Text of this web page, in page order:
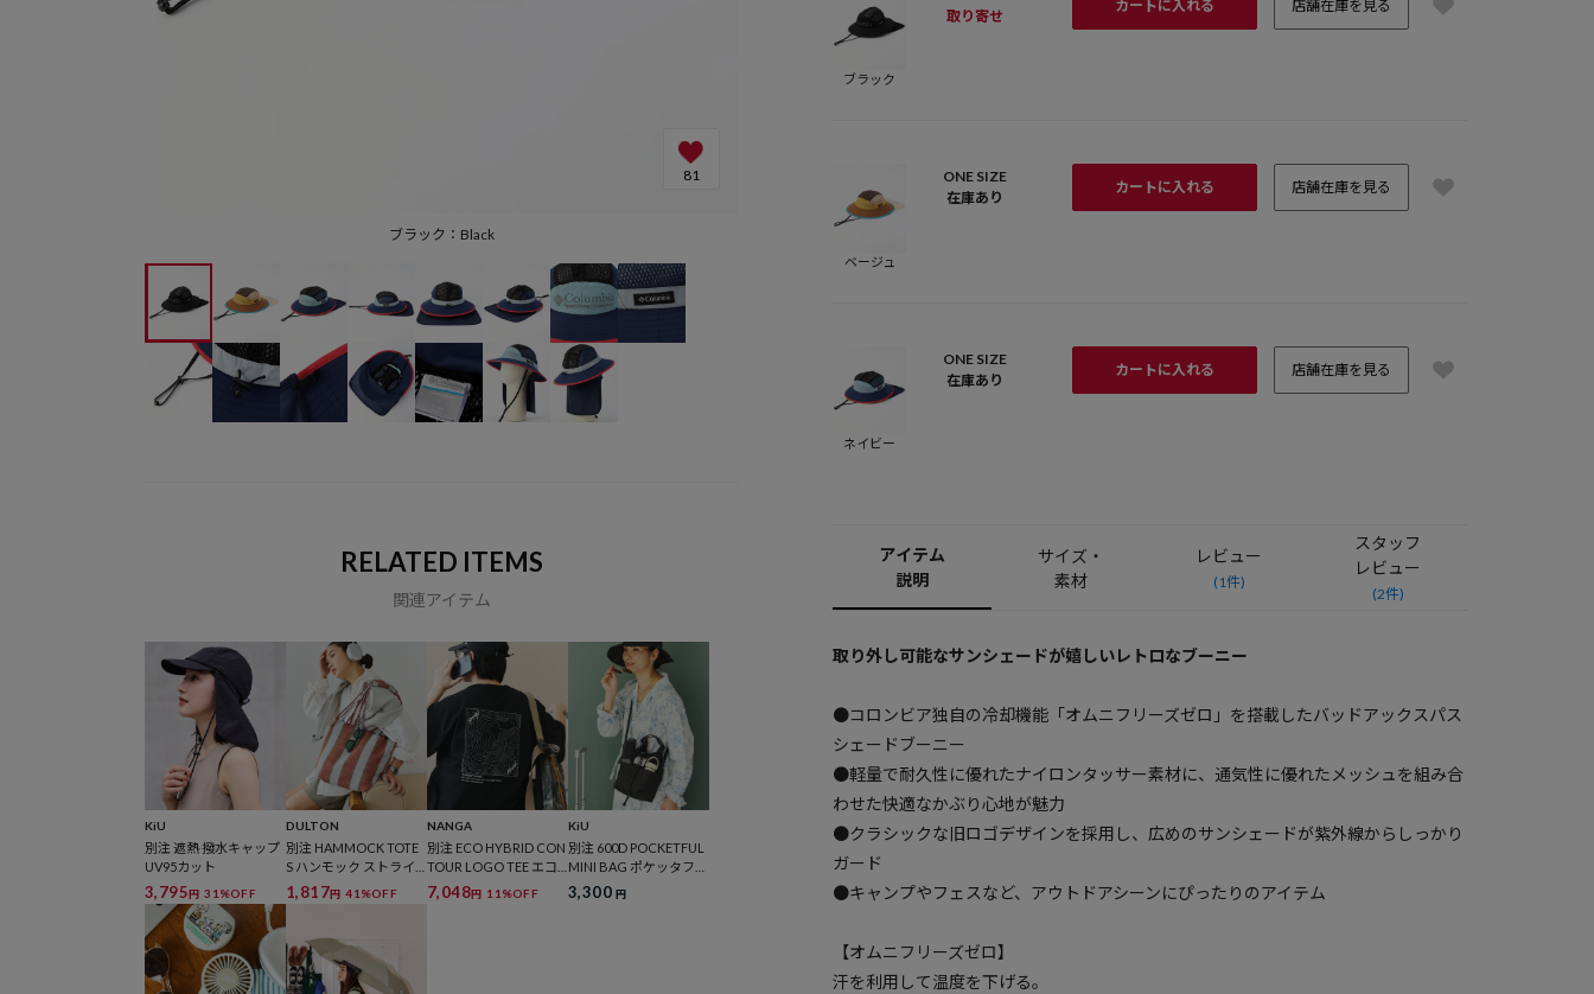
ブラック：Black
81
RELATED ITEMS
関連アイテム
KiU
別注 遮熱 撥水キャップ
UV95カット
3,795円 31%OFF
DULTON
別注 HAMMOCK TOTE
S ハンモック ストライ
プ トートバッグ
1,817円 41%OFF
NANGA
別注 ECO HYBRID CON
TOUR LOGO TEE エコ
ハイブリッド ルーズフ
ィット ロゴ Tシャツ
7,048円 11%OFF
KiU
別注 600D POCKETFUL
MINI BAG ポケッタフル
ミニバッグ
3,300円
ブラック
取り寄せ
カートに入れる 店舗在庫を見る
ベージュ
ONE SIZE
在庫あり
カートに入れる 店舗在庫を見る
ネイビー
ONE SIZE
在庫あり
カートに入れる 店舗在庫を見る
アイテム
説明
サイズ・
素材
レビュー
(1件)
スタッフ
レビュー
(2件)
取り外し可能なサンシェードが嬉しいレトロなブーニー
●コロンビア独自の冷却機能「オムニフリーズゼロ」を搭載したバッドアックスパス
シェードブーニー
●軽量で耐久性に優れたナイロンタッサー素材に、通気性に優れたメッシュを組み合
わせた快適なかぶり心地が魅力
●クラシックな旧ロゴデザインを採用し、広めのサンシェードが紫外線からしっかり
ガード
●キャンプやフェスなど、アウトドアシーンにぴったりのアイテム
【オムニフリーズゼロ】
汗を利用して温度を下げる。